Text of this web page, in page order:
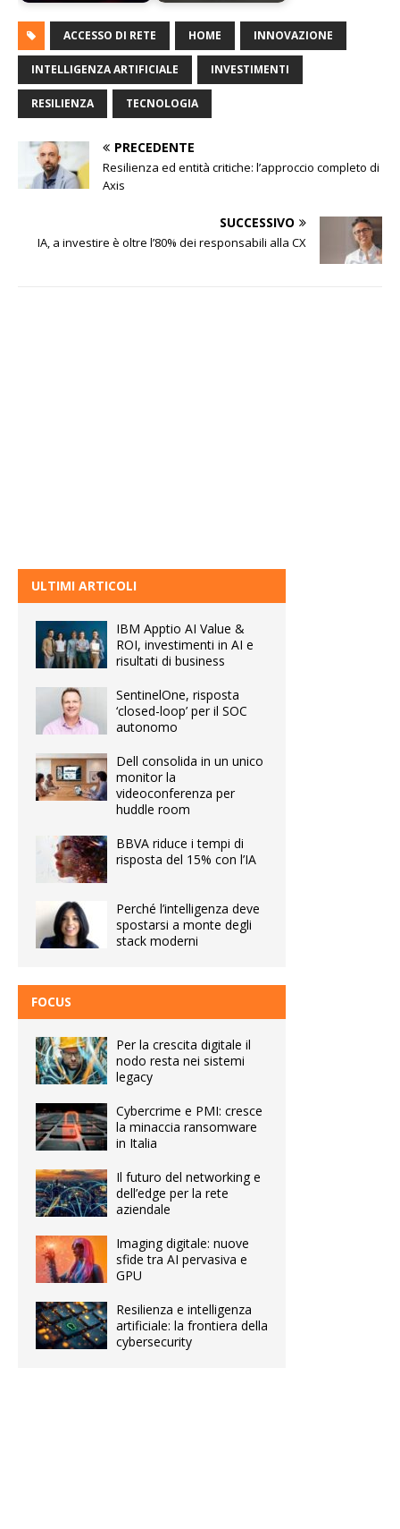
ACCESSO DI RETE HOME INNOVAZIONE
INTELLIGENZA ARTIFICIALE INVESTIMENTI
RESILIENZA TECNOLOGIA
PRECEDENTE
Resilienza ed entità critiche: l’approccio completo di
Axis
SUCCESSIVO
IA, a investire è oltre l’80% dei responsabili alla CX
ULTIMI ARTICOLI
IBM Apptio AI Value &
ROI, investimenti in AI e
risultati di business
SentinelOne, risposta
‘closed-loop’ per il SOC
autonomo
Dell consolida in un unico
monitor la
videoconferenza per
huddle room
BBVA riduce i tempi di
risposta del 15% con l’IA
Perché l’intelligenza deve
spostarsi a monte degli
stack moderni
FOCUS
Per la crescita digitale il
nodo resta nei sistemi
legacy
Cybercrime e PMI: cresce
la minaccia ransomware
in Italia
Il futuro del networking e
dell’edge per la rete
aziendale
Imaging digitale: nuove
sfide tra AI pervasiva e
GPU
Resilienza e intelligenza
artificiale: la frontiera della
cybersecurity